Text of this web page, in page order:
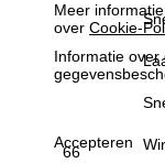
Meer
over Cookie-
Informatie over
Accepteren
66
g
i
n
a